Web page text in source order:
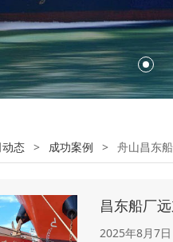
态 > 成功案例 > 舟山昌东
昌东船厂
2025年8月7